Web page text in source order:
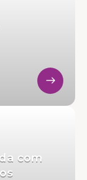
com